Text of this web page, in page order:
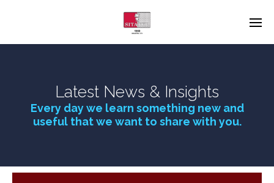
Latest News & Insights
Every day we learn something new and
useful that we want to share with you.